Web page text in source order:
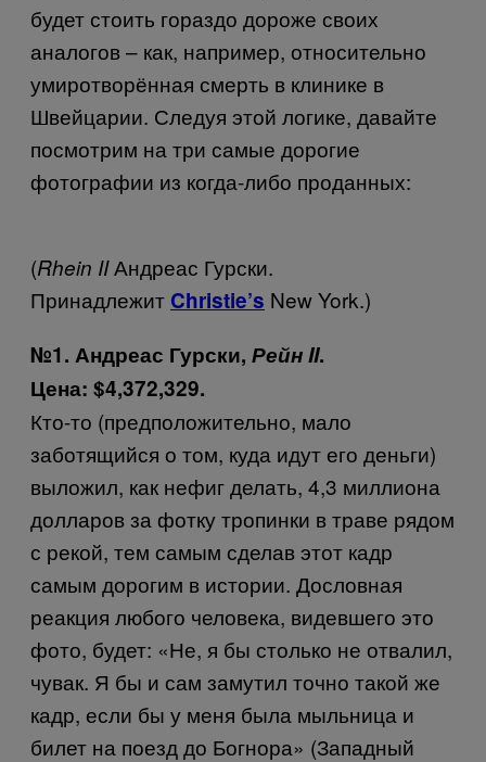
будет стоить гораздо дороже своих
аналогов – как, например, относительно
умиротворённая смерть в клинике в
Швейцарии. Следуя этой логике, давайте
посмотрим на три самые дорогие
фотографии из когда-либо проданных:
(Rhein IIАндреас Гурски.
Принадлежит Christie’s New York.)
№1. Андреас Гурски, Рейн II.
Цена: $4,372,329.
Кто-то (предположительно, мало
заботящийся о том, куда идут его деньги)
выложил, как нефиг делать, 4,3 миллиона
долларов за фотку тропинки в траве рядом
с рекой, тем самым сделав этот кадр
самым дорогим в истории. Дословная
реакция любого человека, видевшего это
фото, будет: «Не, я бы столько не отвалил,
чувак. Я бы и сам замутил точно такой же
кадр, если бы у меня была мыльница и
билет на поезд до Богнора» (Западный